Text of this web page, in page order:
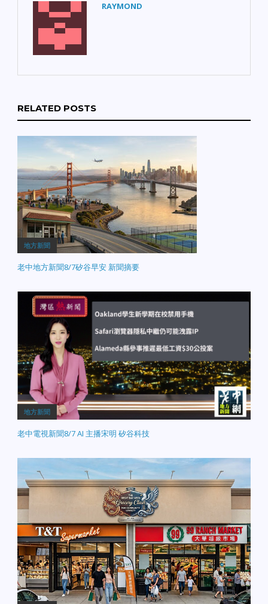
術】Meta 正開發執行長祖
曼位於舊金山的住所於週
導致外門起火。警方隨後
逮捕一名涉嫌在住所及公
司總部附近進行威脅的 20
歲男子。 【地質活動】聖
塔克魯茲發生 4.6 級地震
聖塔克魯茲縣附近發生規
模 4.6 級地震，震央位於
Boulder Creek 附近，深
震感強烈，所幸目前無重
早春出現罕見高溫，氣溫
飆升至 90…
Airport」，雙方結束商標
訴訟。* Muni 乘客量爆
發： 舊金山 Muni 載客量
創下疫情後最高紀錄！隨
共交通復甦強勁。*自駕車
駛車（如 Waymo）不再
享有「違規免罰單」待
將直接向營運商開罰。 經
濟與地產*油價大飆升：
受國際局勢影響，灣區今
日油價大幅度攀升，部分
地區已突破每加侖 $6.50
關卡。
*房市抗跌性：
儘管高利率環境持續，
CBS 報導指出灣區房地產
市場需求依然強勁，買家
競爭激烈。 科技與法律*
Musk 今日抵達奧克蘭法
案親自出庭。這場科技巨
頭間的對決成為全球焦
點。
RAYMOND
RELATED POSTS
地方新聞
老中地方新聞8/7矽谷早安 新聞摘要
地方新聞
老中電視新聞8/7 AI 主播宋明 矽谷科技